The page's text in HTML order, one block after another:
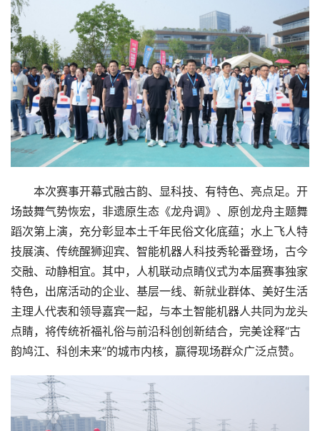
本次赛事开幕式融古韵、显科技、有特色、亮点足。开
场鼓舞气势恢宏，非遗原生态《龙舟调》、原创龙舟主题舞
蹈次第上演，充分彰显本土千年民俗文化底蕴；水上飞人特
技展演、传统醒狮迎宾、智能机器人科技秀轮番登场，古今
交融、动静相宜。其中，人机联动点睛仪式为本届赛事独家
特色，出席活动的企业、基层一线、新就业群体、美好生活
主理人代表和领导嘉宾一起，与本土智能机器人共同为龙头
点睛，将传统祈福礼俗与前沿科创创新结合，完美诠释“古
韵鸠江、科创未来”的城市内核，赢得现场群众广泛点赞。